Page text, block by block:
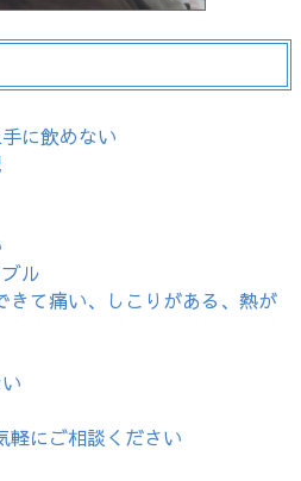
に飲めない
ル
て痛い、しこりがある、熱が
る
ご相談ください